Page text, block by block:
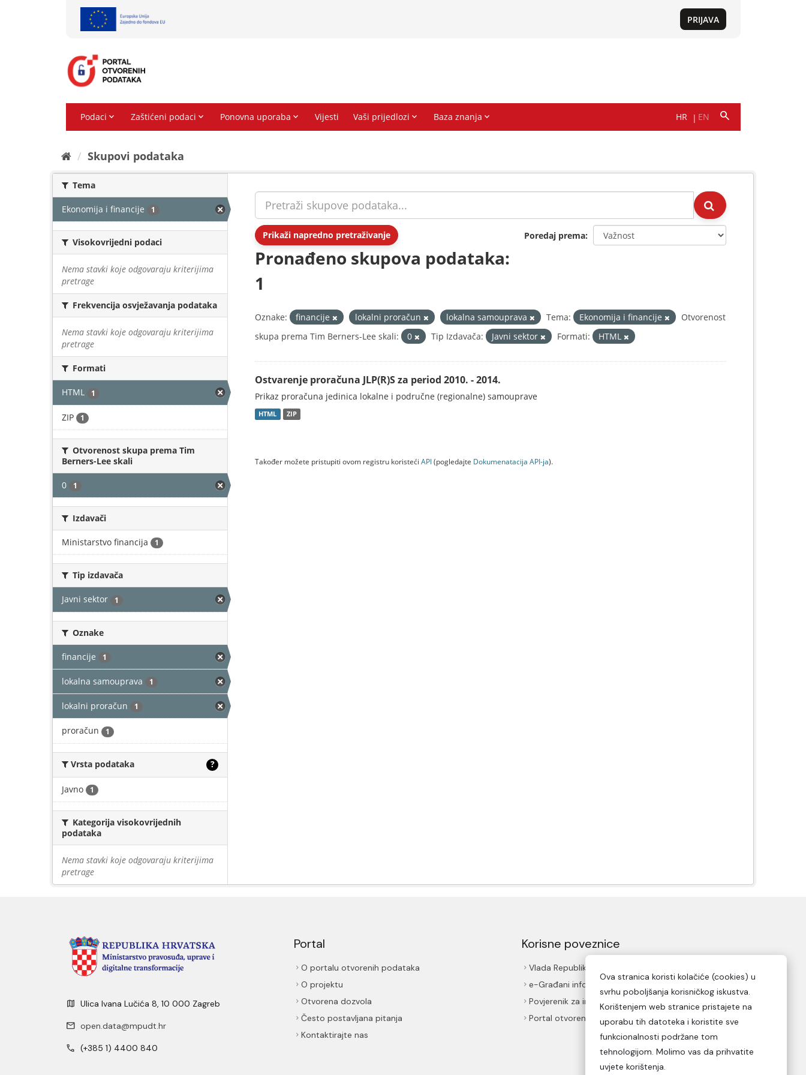
Skupovi podаtаkа
Tema
Ekonomija i financije 1
Visokovrijedni podaci
Nema stavki koje odgovaraju kriterijima
pretrage
Frekvencija osvježavanja podataka
Nema stavki koje odgovaraju kriterijima
pretrage
Formati
HTML 1
ZIP 1
Otvorenost skupa prema Tim
Berners-Lee skali
0 1
Izdavači
Ministarstvo financija 1
Tip izdavača
Javni sektor 1
Oznake
financije 1
lokalna samouprava 1
lokalni proračun 1
proračun 1
Vrsta podataka ?
Javno 1
Kategorija visokovrijednih
podataka
Nema stavki koje odgovaraju kriterijima
pretrage
Prikaži napredno pretraživanje Poredaj prema
Pronađeno skupova podataka:
1
Oznake: financije lokalni proračun lokalna samouprava Tema: Ekonomija i financije
Otvorenost
skupa prema Tim Berners-Lee skali:
0 Tip Izdavača: Javni sektor Formati: HTML
Ostvarenje proračuna JLP(R)S za period 2010. - 2014.
Prikaz proračuna jedinica lokalne i područne (regionalne) samouprave
HTML ZIP
Također možete pristupiti ovom registru koristeći API(pogledajte Dokumenаtаcijа API-jа).